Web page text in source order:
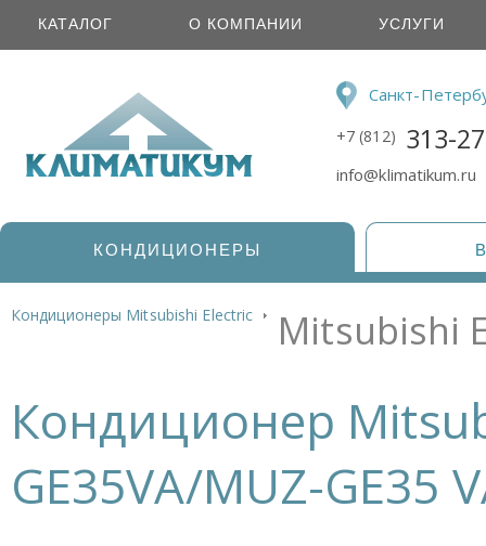
КАТАЛОГ О КОМПАНИИ УСЛУГИ
Санкт-
+7 (812) 313-
info@klimatikum.ru
КОНДИЦИОНЕРЫ
Кондиционеры Mitsubishi Electric Mitsubishi
Кондиционер
GE35VA/MUZ-GE35